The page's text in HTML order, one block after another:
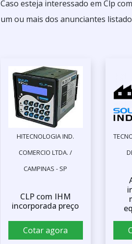
Caso esteja interessado em Clp
um ou mais dos anunciantes
HITECNOLOGIA IND.
COMERCIO LTDA. /
CAMPINAS - SP
CLP com IHM
incorporada preço
Cotar agora